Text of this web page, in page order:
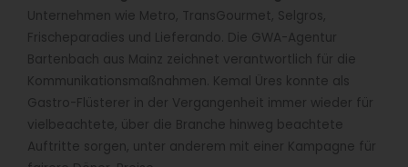
Unternehmen wie Metro, TransGourmet, Selgros,
Frischeparadies und Lieferando. Die GWA-Agentur
Bartenbach aus Mainz zeichnet verantwortlich für die
Kommunikationsmaßnahmen. Kemal Üres konnte als
Gastro-Flüsterer in der Vergangenheit immer wieder für
vielbeachtete, über die Branche hinweg beachtete
Auftritte sorgen, unter anderem mit einer Kampagne für